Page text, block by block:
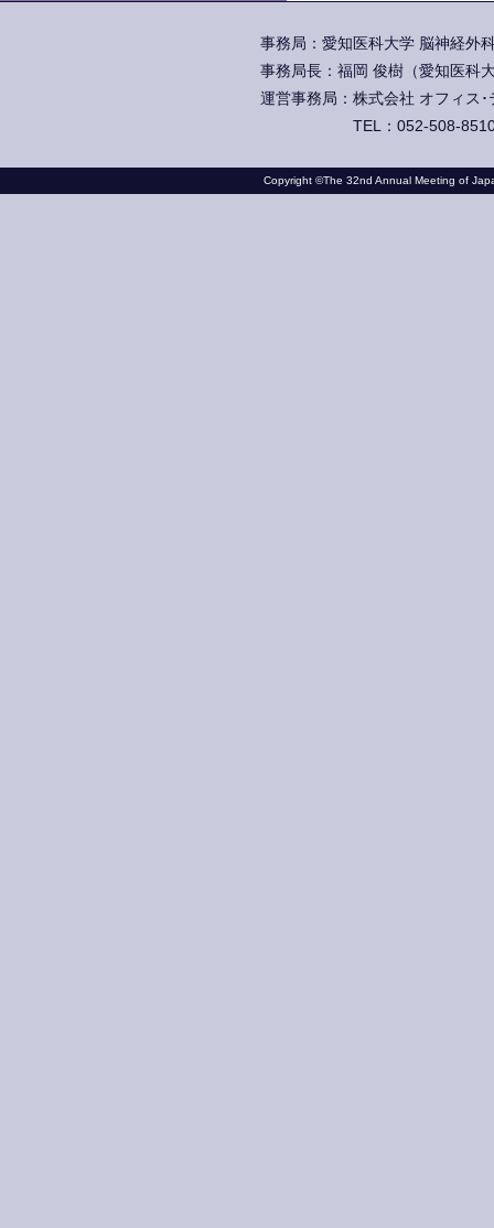
事務局：愛知医科大学 脳神経
事務局長：福岡 俊樹（愛知医科
運営事務局：株式会社 オフィス
TEL：052-508-
Copyright ©The 32nd Annual Meeting of